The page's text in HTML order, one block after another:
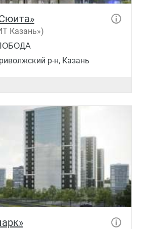
Казань»)
р-н, Казань